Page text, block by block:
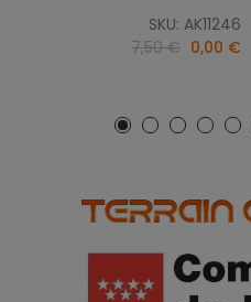
SKU: AK11246
7,50 € 0,00 €